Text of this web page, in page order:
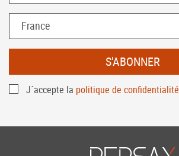
Pays *
France
S'ABONNER
J´accepte la politique de confidentialité